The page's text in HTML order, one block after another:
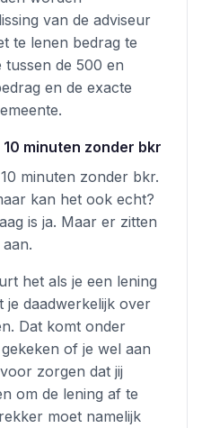
van de adviseur
te lenen bedrag te
tussen de 500 en
en de exacte
minuten zonder bkr
minuten zonder bkr.
kan het ook echt?
is ja. Maar er zitten
het als je een lening
je daadwerkelijk over
Dat komt onder
of je wel aan
zorgen dat jij
om de lening af te
moet namelijk